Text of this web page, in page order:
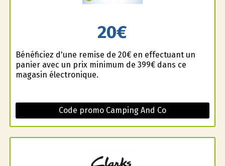
20€
Bénéficiez d'une remise de 20€ en effectuant un
panier avec un prix minimum de 399€ dans ce
magasin électronique.
Code promo Camping And Co